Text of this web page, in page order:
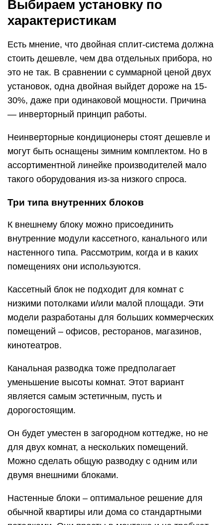
Выбираем установку по
характеристикам
Есть мнение, что двойная сплит-система должна
стоить дешевле, чем два отдельных прибора, но
это не так. В сравнении с суммарной ценой двух
установок, одна двойная выйдет дороже на 15-
30%, даже при одинаковой мощности. Причина
— инверторный принцип работы.
Неинверторные кондиционеры стоят дешевле и
могут быть оснащены зимним комплектом. Но в
ассортиментной линейке производителей мало
такого оборудования из-за низкого спроса.
Три типа внутренних блоков
К внешнему блоку можно присоединить
внутренние модули кассетного, канального или
настенного типа. Рассмотрим, когда и в каких
помещениях они используются.
Кассетный блок не подходит для комнат с
низкими потолками и/или малой площади. Эти
модели разработаны для больших коммерческих
помещений – офисов, ресторанов, магазинов,
кинотеатров.
Канальная разводка тоже предполагает
уменьшение высоты комнат. Этот вариант
является самым эстетичным, пусть и
дорогостоящим.
Он будет уместен в загородном коттедже, но не
для двух комнат, а нескольких помещений.
Можно сделать общую разводку с одним или
двумя внешними блоками.
Настенные блоки – оптимальное решение для
обычной квартиры или дома со стандартными